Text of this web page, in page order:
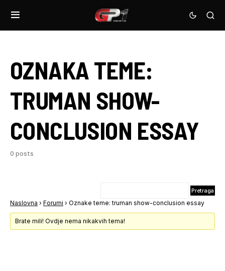
OZNAKA TEME:
TRUMAN SHOW-
CONCLUSION ESSAY
0 posts
Naslovna › Forumi › Oznake teme: truman show-conclusion essay
Brate mili! Ovdje nema nikakvih tema!